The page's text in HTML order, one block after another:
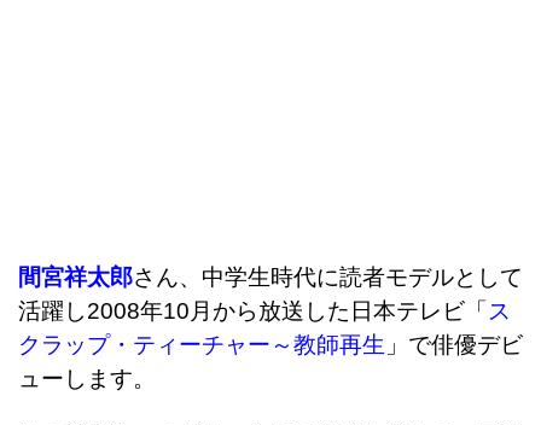
間宮祥太郎さん、中学生時代に読者モデルとして
活躍し2008年10月から放送した日本テレビ「 ス
クラップ・ティーチャー～教師再生 」で俳優デビ
ューします。